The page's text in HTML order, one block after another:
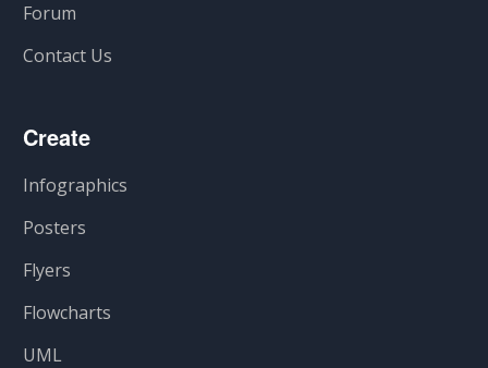
Forum
Contact Us
Create
Infographics
Posters
Flyers
Flowcharts
UML